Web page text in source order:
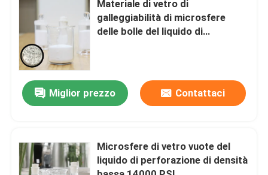
Materiale di vetro di
galleggiabilità di microsfere
delle bolle del liquido di
Miglior prezzo Contattaci
Microsfere di vetro vuote del
liquido di perforazione di densità